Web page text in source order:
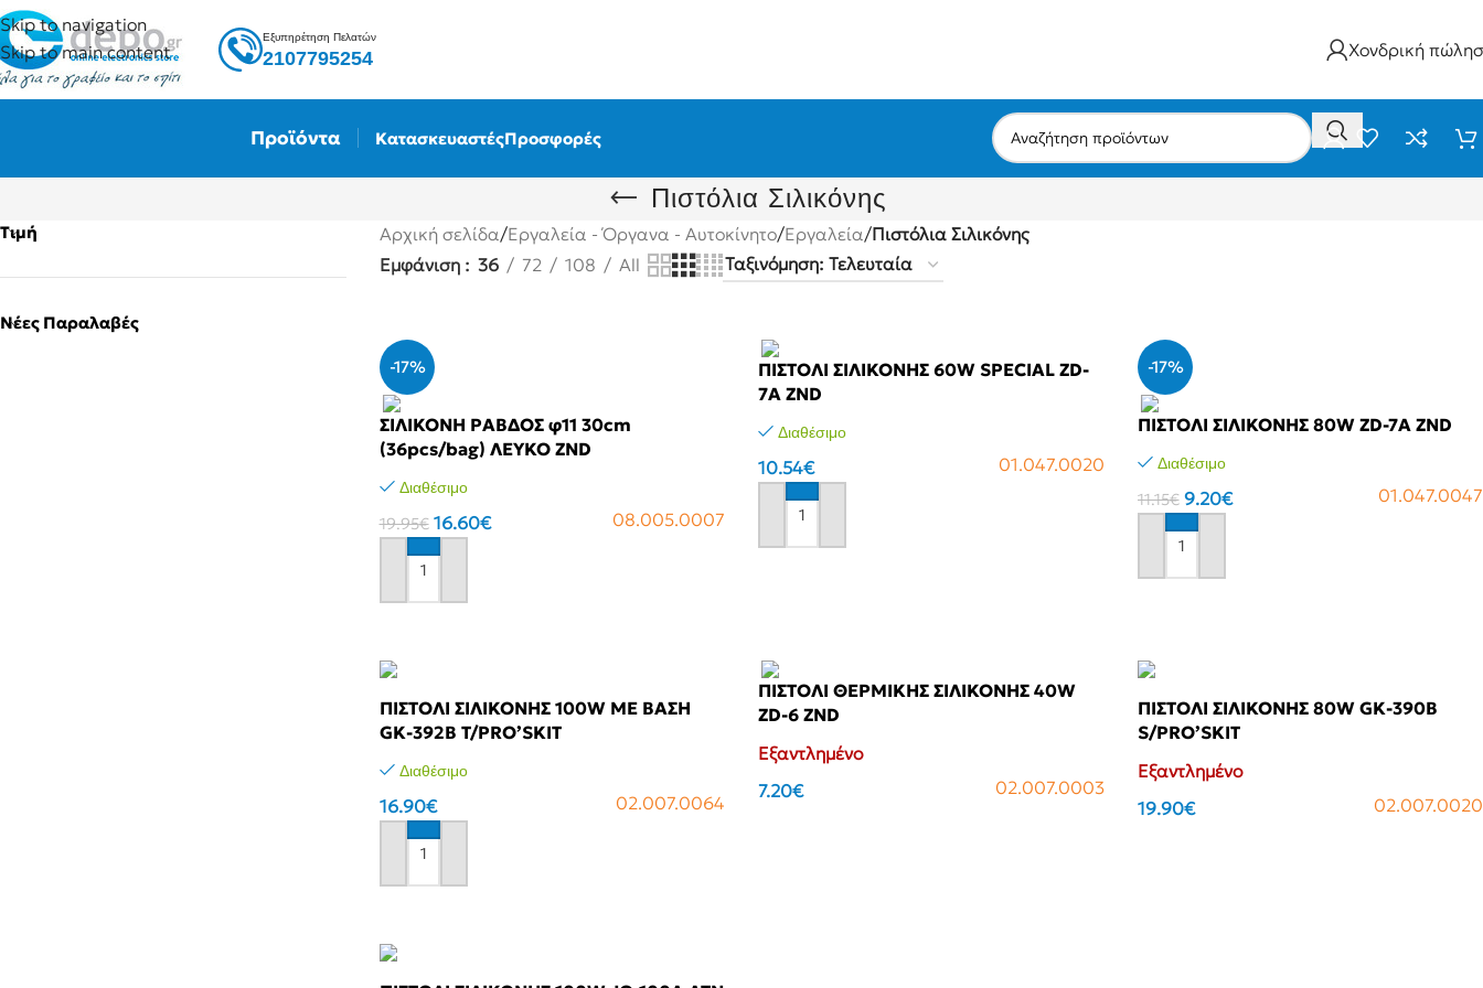
Skip to navigation
Skip to main content
Εξυπηρέτηση Πελατών
2107795254 Χονδρική
Προϊόντα ΚατασκευαστέςΠροσφορές
Πιστόλια Σιλικόνης
Τιμή
Νέες Παραλαβές
Αρχική σελίδα/Εργαλεία - Όργανα - Αυτοκίνητο/Εργαλεία/Πιστόλια Σιλικόνης
Εμφάνιση
36 72 108 All
-17%
ΣΙΛΙΚΟΝH ΡΑΒΔΟΣ φ11 30cm
(36pcs/bag) ΛΕΥΚΟ ZND
Διαθέσιμο
19.95€ 16.60€ 08.005.0007
Αγόρασε το
ΠΙΣΤΟΛΙ ΣΙΛΙΚΟΝΗΣ 60W SPECIAL ZD-
7A ZND
Διαθέσιμο
10.54€ 01.047.0020
Αγόρασε το
-17%
ΠΙΣΤΟΛΙ ΣΙΛΙΚΟΝΗΣ 80W ZD-7A ZND
Διαθέσιμο
11.15€ 9.20€ 01.047.0047
Αγόρασε το
ΠΙΣΤΟΛΙ ΣΙΛΙΚΟΝΗΣ 100W ΜΕ ΒΑΣΗ
GK-392B T/PRO’SKIT
Διαθέσιμο
16.90€ 02.007.0064
Αγόρασε το
ΠΙΣΤΟΛΙ ΘΕΡΜΙΚΗΣ ΣΙΛΙΚΟΝΗΣ 40W
ZD-6 ZND
Εξαντλημένο
7.20€ 02.007.0003
ΠΙΣΤΟΛΙ ΣΙΛΙΚΟΝΗΣ 80W GK-390B
S/PRO’SKIT
Εξαντλημένο
19.90€ 02.007.0020